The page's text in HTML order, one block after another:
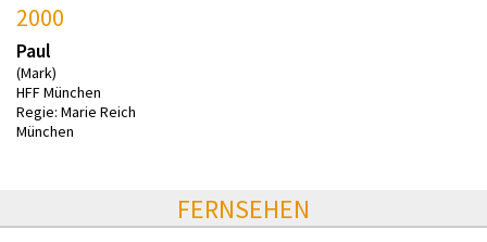
2000
Paul
(Mark)
HFF München
Regie: Marie Reich
München
FERNSEHEN